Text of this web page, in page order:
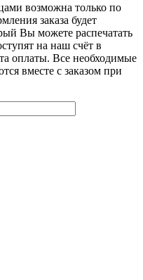
возможна только по
заказа будет
Вы можете распечатать
на наш счёт в
оплаты. Все необходимые
вместе с заказом при